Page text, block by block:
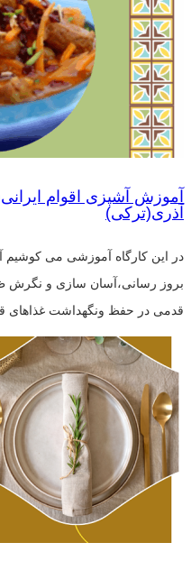
آموزش آشپزی اقوام
آذری(ترکی)
در این کارگاه آموزشی می
بروز رسانی،آسان سازی و نگرش
قدمی در حفظ ونگهداشت غذاهای